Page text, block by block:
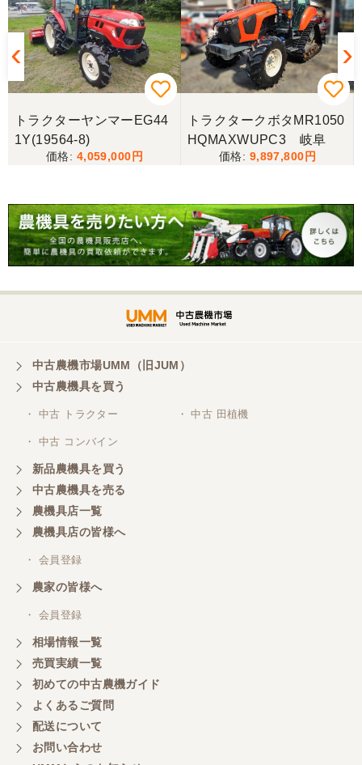
茨城県／こうちゃん
迅速な対応、丁寧な応対とても良い買い物ができま
した、感謝しています。
茨城県／
遠い所から早速の運搬ありがとうございました。
茨城県／A・M
トラクターヤンマーEG44
1Y(19564-8)
4,059,000
トラクタークボタMR1050
HQMAXWUPC3 岐阜
9,897,800
中古農機市場UMM（旧JUM）
中古農機具を買う
・ 中古 トラクター ・ 中古 田植機
・ 中古 コンバイン
新品農機具を買う
中古農機具を売る
農機具店一覧
農機具店の皆様へ
・ 会員登録
農家の皆様へ
・ 会員登録
相場情報一覧
売買実績一覧
初めての中古農機ガイド
よくあるご質問
配送について
お問い合わせ